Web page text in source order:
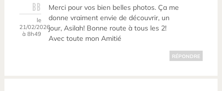
BB
le
21/02/2026
à 8h49
Merci pour vos bien belles photos. Ça me
donne vraiment envie de découvrir, un
jour, Asilah! Bonne route à tous les 2!
Avec toute mon Amitié
RÉPONDRE